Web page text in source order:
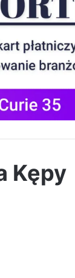
Kępy